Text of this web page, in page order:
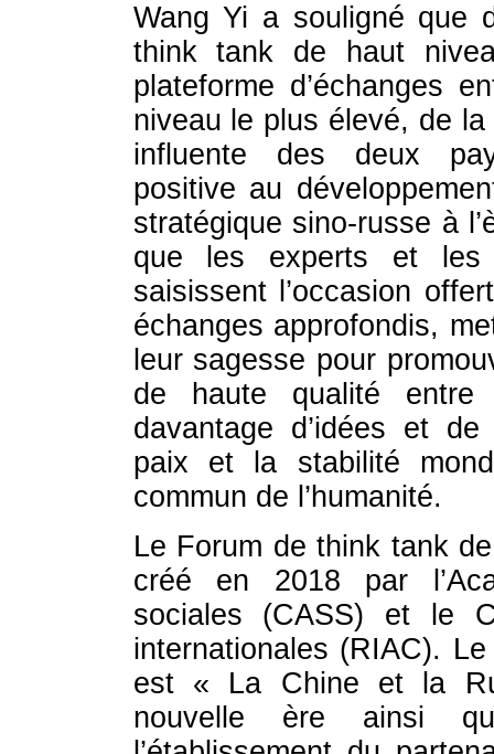
Wang Yi a souligné que
think tank de haut
plateforme d’échanges
niveau le plus élevé, de
influente des deux
positive au
stratégique sino-russe à
que les experts et les
saisissent l’occasion
échanges approfondis,
leur sagesse pour
de haute qualité
davantage d’idées et
paix et la stabilité
commun de l’humanité.
Le Forum de think tank
créé en 2018 par
sociales (CASS) et le
internationales (RIAC).
est « La Chine et la
nouvelle ère ainsi